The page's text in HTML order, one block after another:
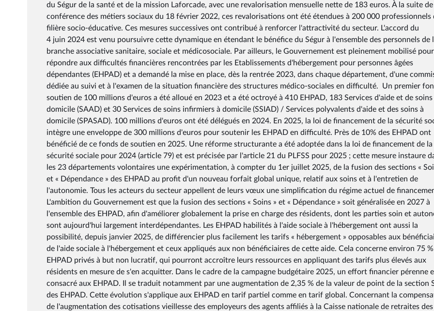
du Ségur de la santé et de la mission Laforcade, avec une revalorisation mensuelle nette de 183 euros. À la suite de
conférence des métiers sociaux du 18 février 2022, ces revalorisations ont été étendues à 200 000 professionnels
filière socio-éducative. Ces mesures successives ont contribué à renforcer l'attractivité du secteur. L'accord du
4 juin 2024 est venu poursuivre cette dynamique en étendant le bénéfice du Ségur à l'ensemble des personnels de
branche associative sanitaire, sociale et médicosociale. Par ailleurs, le Gouvernement est pleinement mobilisé pour
répondre aux difficultés financières rencontrées par les Etablissements d'hébergement pour personnes âgées
dépendantes (EHPAD) et a demandé la mise en place, dès la rentrée 2023, dans chaque département, d'une
dédiée au suivi et à l'examen de la situation financière des structures médico-sociales en difficulté. Un premier
soutien de 100 millions d'euros a été alloué en 2023 et a été octroyé à 410 EHPAD, 183 Services d'aide et de soins
domicile (SAAD) et 30 Services de soins infirmiers à domicile (SSIAD) / Services polyvalents d'aide et des soins à
domicile (SPASAD). 100 millions d'euros ont été délégués en 2024. En 2025, la loi de financement de la sécurité
intègre une enveloppe de 300 millions d'euros pour soutenir les EHPAD en difficulté. Près de 10% des EHPAD ont
bénéficié de ce fonds de soutien en 2025. Une réforme structurante a été adoptée dans la loi de financement de la
sécurité sociale pour 2024 (article 79) et est précisée par l'article 21 du PLFSS pour 2025 ; cette mesure instaure
les 23 départements volontaires une expérimentation, à compter du 1er juillet 2025, de la fusion des sections «
et « Dépendance » des EHPAD au profit d'un nouveau forfait global unique, relatif aux soins et à l'entretien de
l'autonomie. Tous les acteurs du secteur appellent de leurs vœux une simplification du régime actuel de
L'ambition du Gouvernement est que la fusion des sections « Soins » et « Dépendance » soit généralisée en 2027 à
l'ensemble des EHPAD, afin d'améliorer globalement la prise en charge des résidents, dont les parties soin et
sont aujourd'hui largement interdépendantes. Les EHPAD habilités à l'aide sociale à l'hébergement ont aussi la
possibilité, depuis janvier 2025, de différencier plus facilement les tarifs « hébergement » opposables aux
de l'aide sociale à l'hébergement et ceux appliqués aux non bénéficiaires de cette aide. Cela concerne environ 75
EHPAD privés à but non lucratif, qui pourront accroître leurs ressources en appliquant des tarifs plus élevés aux
résidents en mesure de s'en acquitter. Dans le cadre de la campagne budgétaire 2025, un effort financier pérenne
consacré aux EHPAD. Il se traduit notamment par une augmentation de 2,35 % de la valeur de point de la section
des EHPAD. Cette évolution s'applique aux EHPAD en tarif partiel comme en tarif global. Concernant la
de l'augmentation des cotisations vieillesse des employeurs des agents affiliés à la Caisse nationale de retraites des